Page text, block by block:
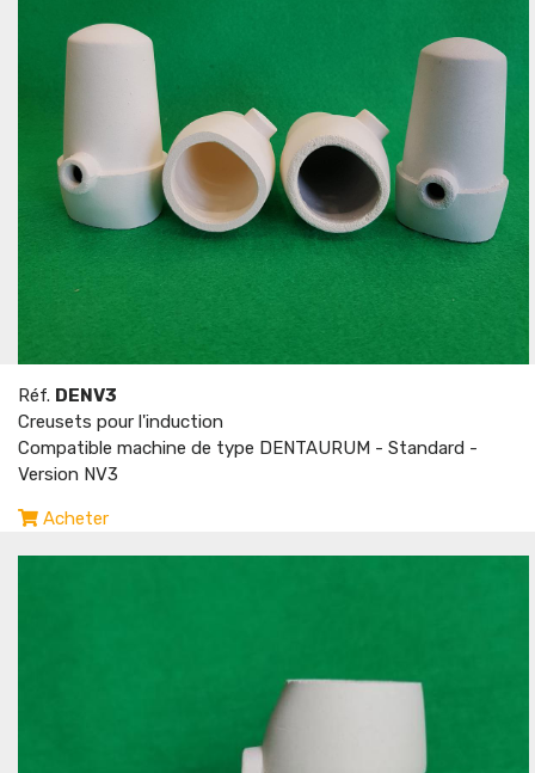
Réf. DENV3
Creusets pour l'induction
Compatible machine de type DENTAURUM - Standard -
Version NV3
Acheter